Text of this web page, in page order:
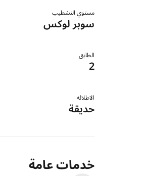
مستوي التشطيب
سوبر لوكس
الطابق
2
الاطلاله
حديقة
خدمات عامة